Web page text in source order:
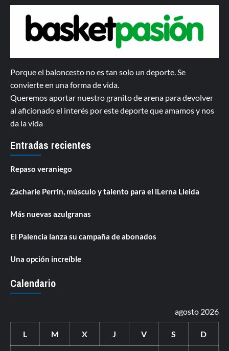
Porque el baloncesto no es tan solo un deporte. Se
convierte en una forma de vida.
Queremos aportar nuestro granito de arena para devolver
al aficionado el interés por este deporte que amamos y nos
da la vida
Entradas recientes
Repaso veraniego
Zacharie Perrin, músculo y talento para el iLerna Lleida
Más nuevas azulgranas
El Palencia lanza su campaña de abonados
Una opción increíble
Calendario
agosto 2026
L M X J V S D